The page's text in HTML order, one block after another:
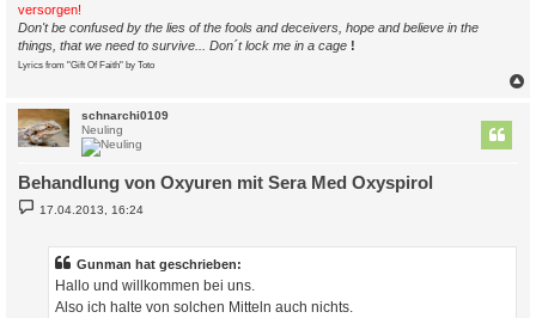
versorgen!
Don't be confused by the lies of the fools and deceivers, hope and believe in the
things, that we need to survive... Don´t lock me in a cage !
Lyrics from "Gift Of Faith" by Toto
schnarchi0109
Neuling
Behandlung von Oxyuren mit Sera Med Oxyspirol
B17.04.2013, 16:24
Gunman hat geschrieben:
Hallo und willkommen bei uns.
Also ich halte von solchen Mitteln auch nichts.